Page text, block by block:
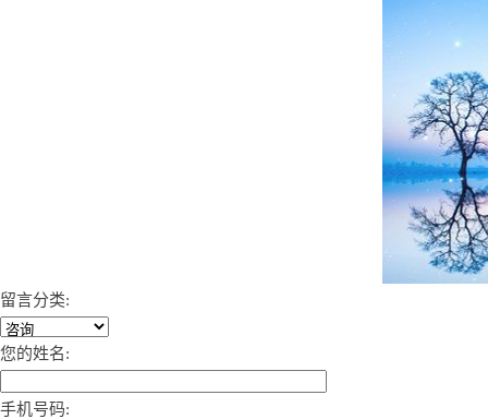
留言分类:
您的姓名:
手机号码: